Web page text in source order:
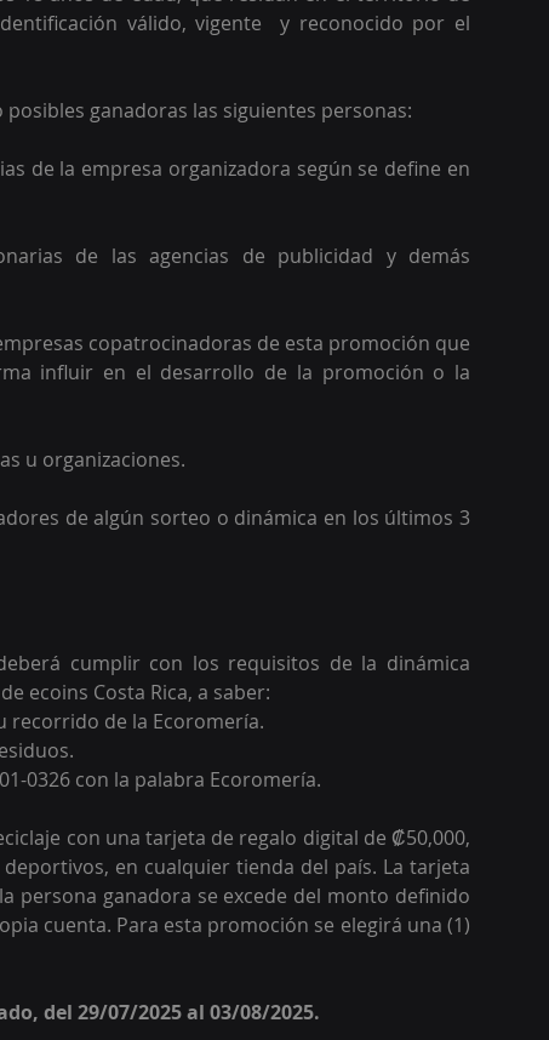
válido, vigente  y reconocido por el
ganadoras las siguientes personas:
de la empresa organizadora según se define en
de las agencias de publicidad y demás
copatrocinadoras de esta promoción que
influir en el desarrollo de la promoción o la
u organizaciones.
de algún sorteo o dinámica en los últimos 3
cumplir con los requisitos de la dinámica
ecoins Costa Rica, a saber:
recorrido de la Ecoromería.
0326 con la palabra Ecoromería.
con una tarjeta de regalo digital de ₡50,000,
en cualquier tienda del país. La tarjeta
persona ganadora se excede del monto definido
cuenta. Para esta promoción se elegirá una (1)
del 29/07/2025 al 03/08/2025.